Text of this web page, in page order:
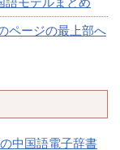
ページの最上部へ
中国語電子辞書